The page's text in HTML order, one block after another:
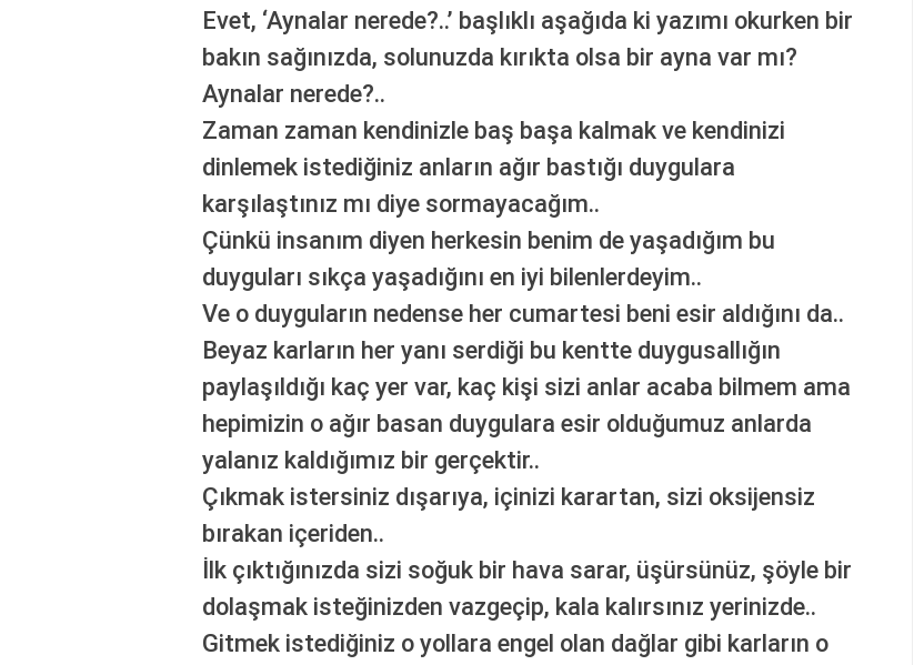
Evet, ‘Aynalar nerede?..’ başlıklı aşağıda ki yazımı okurken bir
bakın sağınızda, solunuzda kırıkta olsa bir ayna var mı?
Aynalar nerede?..
Zaman zaman kendinizle baş başa kalmak ve kendinizi
dinlemek istediğiniz anların ağır bastığı duygulara
karşılaştınız mı diye sormayacağım..
Çünkü insanım diyen herkesin benim de yaşadığım bu
duyguları sıkça yaşadığını en iyi bilenlerdeyim..
Ve o duyguların nedense her cumartesi beni esir aldığını da..
Beyaz karların her yanı serdiği bu kentte duygusallığın
paylaşıldığı kaç yer var, kaç kişi sizi anlar acaba bilmem ama
hepimizin o ağır basan duygulara esir olduğumuz anlarda
yalanız kaldığımız bir gerçektir..
Çıkmak istersiniz dışarıya, içinizi karartan, sizi oksijensiz
bırakan içeriden..
İlk çıktığınızda sizi soğuk bir hava sarar, üşürsünüz, şöyle bir
dolaşmak isteğinizden vazgeçip, kala kalırsınız yerinizde..
Gitmek istediğiniz o yollara engel olan dağlar gibi karların o